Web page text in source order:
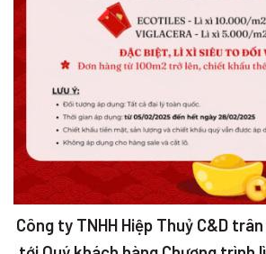
Công ty TNHH Hiệp Thuỷ C&D